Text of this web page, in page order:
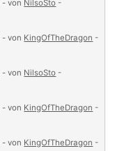
- von NilsoSto -
- von KingOfTheDragon -
- von NilsoSto -
- von KingOfTheDragon -
- von KingOfTheDragon -